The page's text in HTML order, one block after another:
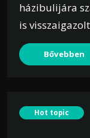
házibulijára
is
Bővebben
Hot topic